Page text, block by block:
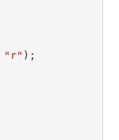
"r" );